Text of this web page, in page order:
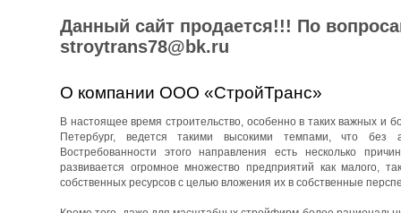
Данный сайт продается!!! По
stroytrans78@bk.ru
О компании ООО «СтройТранс»
В настоящее время строительство, особенно в таких важных и
Петербург, ведется такими высокими темпами, что без
Востребованности этого направления есть несколько
развивается огромное множество предприятий как малого,
собственных ресурсов с целью вложения их в собственные